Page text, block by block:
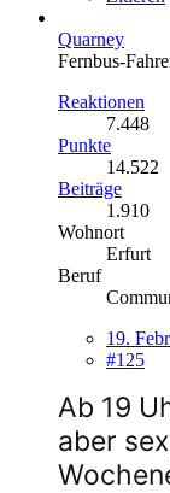
Quarney
Fernbus-
Reaktionen
7.448
Punkte
14.522
Beiträge
1.910
Wohnort
Erfurt
Beruf
19.
#125
Ab 19
aber